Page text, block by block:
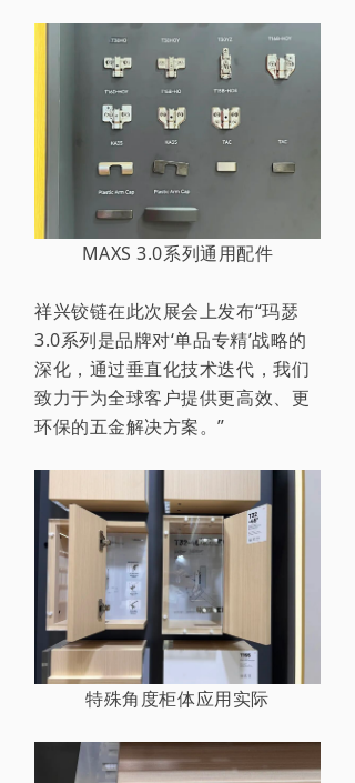
MAXS 3.0系列通用配件
祥兴铰链在此次展会上发布“玛瑟
3.0系列是品牌对‘单品专精’战略的
深化，通过垂直化技术迭代，我们
致力于为全球客户提供更高效、更
环保的五金解决方案。”
特殊角度柜体应用实际